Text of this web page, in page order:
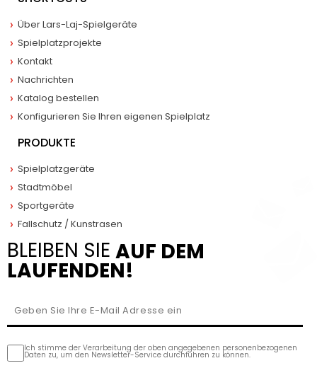
Über Lars-Laj-Spielgeräte
Spielplatzprojekte
Kontakt
Nachrichten
Katalog bestellen
Konfigurieren Sie Ihren eigenen Spielplatz
PRODUKTE
Spielplatzgeräte
Stadtmöbel
Sportgeräte
Fallschutz / Kunstrasen
BLEIBEN SIE AUF DEM
LAUFENDEN!
Ich stimme der Verarbeitung der oben angegebenen personenbezogenen
Daten zu, um den Newsletter-Service durchführen zu können.